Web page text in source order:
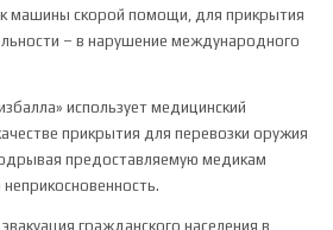
машины скорой помощи, для прикрытия
– в нарушение международного
использует медицинский
прикрытия для перевозки оружия
предоставляемую медикам
гражданского населения в